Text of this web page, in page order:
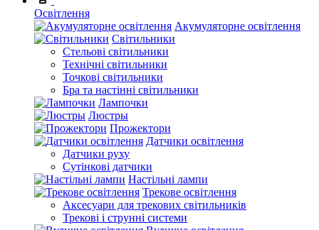
Освітлення
Акумуляторне освітлення
Світильники
Стельові світильники
Технічні світильники
Точкові світильники
Бра та настінні світильники
Лампочки
Люстры
Прожектори
Датчики освітлення
Датчики руху
Сутінкові датчики
Настільні лампи
Трекове освітлення
Аксесуари для трекових світильників
Трекові і струнні системи